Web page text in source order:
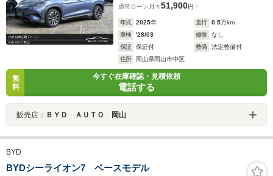
通常ローン 月々51,900円
年式 2025年 走行 0.5万km
車検
'28/03 修復
なし
保証
保証付 整備
法定整備付
住所
岡山県岡山市中区
無
料
今すぐ在庫確認・見積依頼
電話する
販売店： ＢＹＤ ＡＵＴＯ 岡山
BYD
BYDシーライオン7 ベースモデル